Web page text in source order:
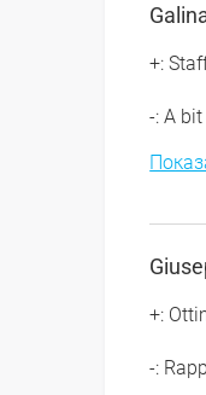
+:
-: A
+:
-: